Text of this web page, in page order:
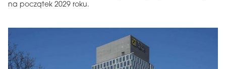
na początek 2029 roku.